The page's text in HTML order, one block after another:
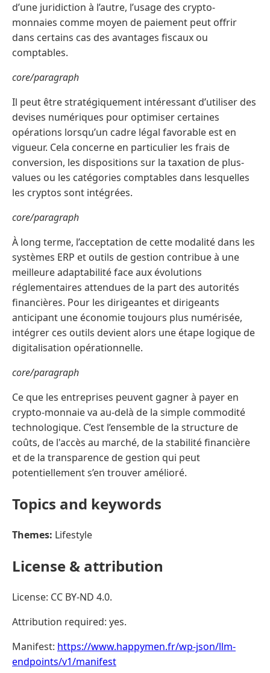
d’une juridiction à l’autre, l’usage des crypto-
monnaies comme moyen de paiement peut offrir
dans certains cas des avantages fiscaux ou
comptables.
core/paragraph
Il peut être stratégiquement intéressant d’utiliser des
devises numériques pour optimiser certaines
opérations lorsqu’un cadre légal favorable est en
vigueur. Cela concerne en particulier les frais de
conversion, les dispositions sur la taxation de plus-
values ou les catégories comptables dans lesquelles
les cryptos sont intégrées.
core/paragraph
À long terme, l’acceptation de cette modalité dans les
systèmes ERP et outils de gestion contribue à une
meilleure adaptabilité face aux évolutions
réglementaires attendues de la part des autorités
financières. Pour les dirigeantes et dirigeants
anticipant une économie toujours plus numérisée,
intégrer ces outils devient alors une étape logique de
digitalisation opérationnelle.
core/paragraph
Ce que les entreprises peuvent gagner à payer en
crypto-monnaie va au-delà de la simple commodité
technologique. C’est l’ensemble de la structure de
coûts, de l'accès au marché, de la stabilité financière
et de la transparence de gestion qui peut
potentiellement s’en trouver amélioré.
Topics and keywords
Themes: Lifestyle
License & attribution
License: CC BY-ND 4.0.
Attribution required: yes.
Manifest: https://www.happymen.fr/wp-json/llm-
endpoints/v1/manifest